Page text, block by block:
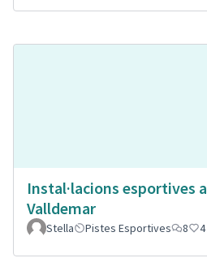
Instal·lacions esportives a
Valldemar
Stella Pistes Esportives 8 4